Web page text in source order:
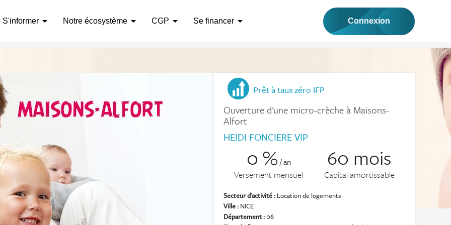
S'informerarrow_drop_down Notre écosystèmearrow_drop_down CGP arrow_drop_down Se financerarrow_drop_down Connexion
Prêt à taux zéro IFP
Ouverture d'une micro-crèche à Maisons-
Alfort
HEIDI FONCIERE VIP
0 % / an
Versement mensuel
60 mois
Capital amortissable
Secteur d'activité : Location de logements
Ville : NICE
Département :06